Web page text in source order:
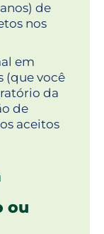
de
nos
em
(que você
da
de
aceitos
ou